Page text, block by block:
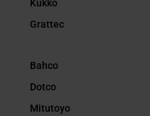
Kukko
Grattec
Bahco
Dotco
Mitutoyo